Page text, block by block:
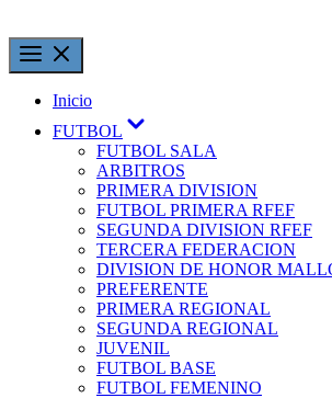
Inicio
FUTBOL
FUTBOL SALA
ARBITROS
PRIMERA DIVISION
FUTBOL PRIMERA RFEF
SEGUNDA DIVISION RFEF
TERCERA FEDERACION
DIVISION DE HONOR
PREFERENTE
PRIMERA REGIONAL
SEGUNDA REGIONAL
JUVENIL
FUTBOL BASE
FUTBOL FEMENINO